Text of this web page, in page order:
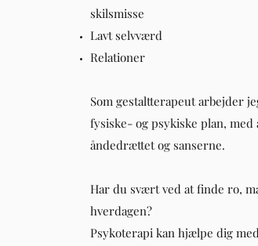
skilsmisse
Lavt selvværd
Relationer
Som gestaltterapeut arbejder
fysiske- og psykiske plan,
åndedrættet og sanserne.
Har du svært ved at finde ro,
hverdagen?
Psykoterapi kan hjælpe dig